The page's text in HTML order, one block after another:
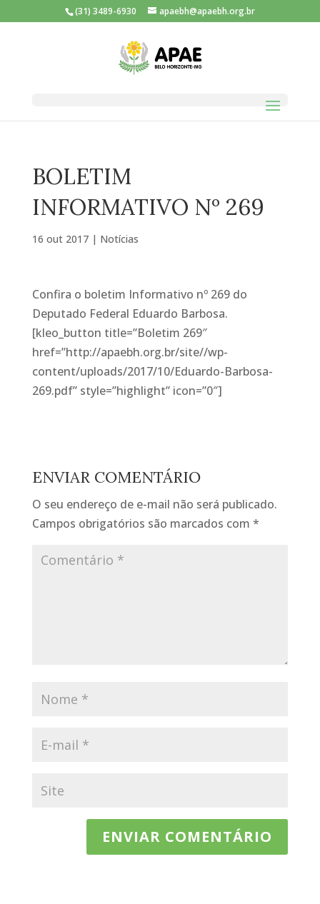
(31) 3489-6930 apaebh@apaebh.org.br
BOLETIM
INFORMATIVO Nº 269
16 out 2017| Notícias
Confira o boletim Informativo nº 269 do
Deputado Federal Eduardo Barbosa.
[kleo_button title=”Boletim 269″
href=”http://apaebh.org.br/site//wp-
content/uploads/2017/10/Eduardo-Barbosa-
269.pdf” style=”highlight” icon=”0″]
ENVIAR COMENTÁRIO
O seu endereço de e-mail não será publicado.
Campos obrigatórios são marcados com *